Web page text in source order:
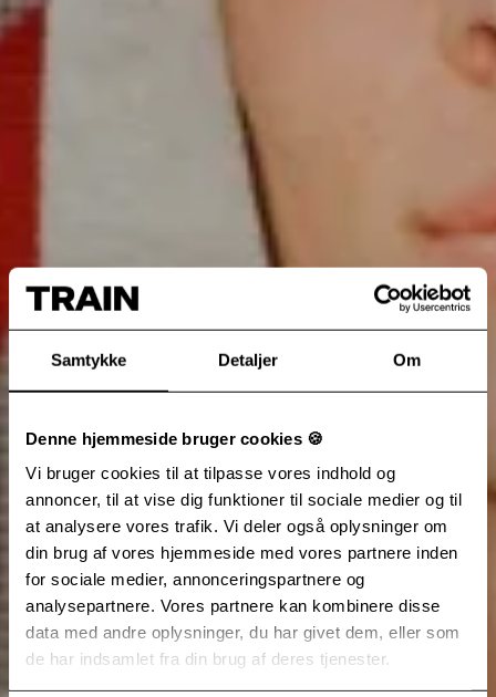
Samtykke Detaljer Om
Denne hjemmeside bruger cookies 🍪
Vi bruger cookies til at tilpasse vores indhold og
annoncer, til at vise dig funktioner til sociale medier og til
at analysere vores trafik. Vi deler også oplysninger om
din brug af vores hjemmeside med vores partnere inden
for sociale medier, annonceringspartnere og
analysepartnere. Vores partnere kan kombinere disse
data med andre oplysninger, du har givet dem, eller som
de har indsamlet fra din brug af deres tjenester.